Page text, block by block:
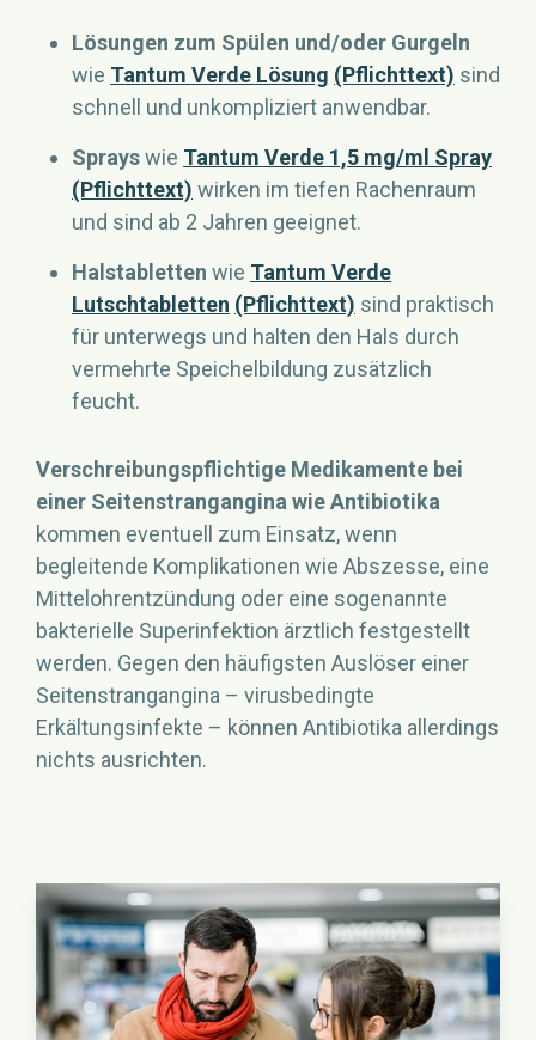
Lösungen zum Spülen und/oder Gurgeln
wie Tantum Verde Lösung (Pflichttext) sind
schnell und unkompliziert anwendbar.
Sprayswie Tantum Verde 1,5 mg/ml Spray
(Pflichttext) wirken im tiefen Rachenraum
und sind ab 2 Jahren geeignet.
Halstabletten wie Tantum Verde
Lutschtabletten (Pflichttext) sind praktisch
für unterwegs und halten den Hals durch
vermehrte Speichelbildung zusätzlich
feucht.
Verschreibungspflichtige Medikamente bei
einer Seitenstrangangina wie Antibiotika
kommen eventuell zum Einsatz, wenn
begleitende Komplikationen wie Abszesse, eine
Mittelohrentzündung oder eine sogenannte
bakterielle Superinfektion ärztlich festgestellt
werden. Gegen den häufigsten Auslöser einer
Seitenstrangangina – virusbedingte
Erkältungsinfekte – können Antibiotika allerdings
nichts ausrichten.